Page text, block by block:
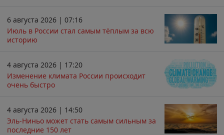
6 августа 2026 | 07:16
Июль в России стал самым тёплым за всю
историю
4 августа 2026 | 17:20
Изменение климата России происходит
очень быстро
4 августа 2026 | 14:50
Эль-Ниньо может стать самым сильным за
последние 150 лет